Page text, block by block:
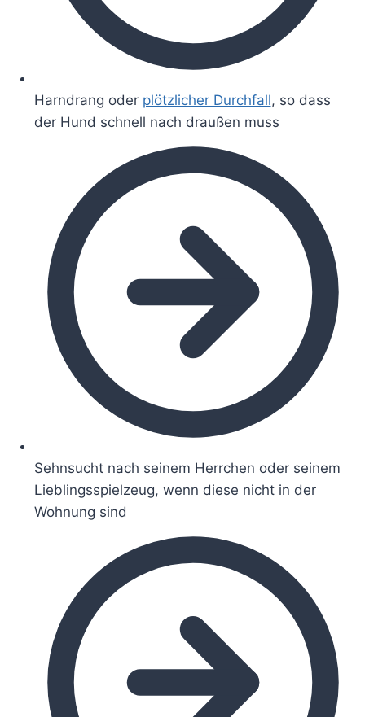
Harndrang oder plötzlicher Durchfall, so dass
der Hund schnell nach draußen muss
Sehnsucht nach seinem Herrchen oder seinem
Lieblingsspielzeug, wenn diese nicht in der
Wohnung sind